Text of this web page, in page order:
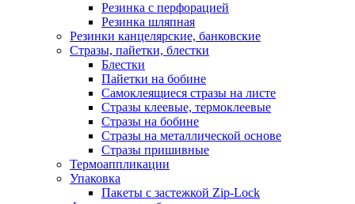
Резинка с перфорацией
Резинка шляпная
Резинки канцелярские, банковские
Стразы, пайетки, блестки
Блестки
Пайетки на бобине
Самоклеящиеся стразы на листе
Стразы клеевые, термоклеевые
Стразы на бобине
Стразы на металлической основе
Стразы пришивные
Термоаппликации
Упаковка
Пакеты с застежкой Zip-Lock